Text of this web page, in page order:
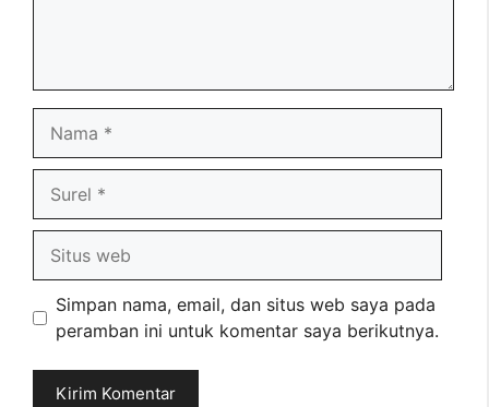
web
Simpan nama, email, dan situs web saya pada
peramban ini untuk komentar saya berikutnya.